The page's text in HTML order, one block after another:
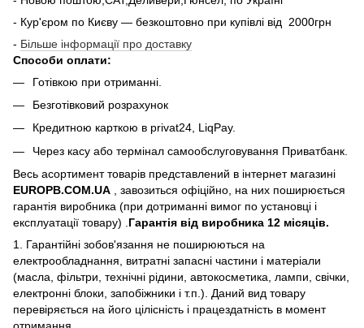
- Кур'єром по Києву — безкоштовно при купiвлi вiд 2000грн
- Більше інформації про доставку
Способи оплати:
Готівкою при отриманні.
Безготівковий розрахунок
Кредитною карткою в privat24, LiqPay.
Через касу або термінал самообслуговування Приватбанк.
Весь асортимент товарів представлений в інтернет магазині
EUROPB.COM.UA
, завозиться офіційно, на них поширюється
гарантія виробника (при дотриманні вимог по установці і
експлуатації товару) . Гарантія від виробника 12 місяців.
1. Гарантійні зобов'язання не поширюються на
електрообладнання, витратні запасні частини і матеріали
(масла, фільтри, технічні рідини, автокосметика, лампи, свічки,
електронні блоки, запобіжники і т.п.). Даний вид товару
перевіряється на його цілісність і працездатність в момент